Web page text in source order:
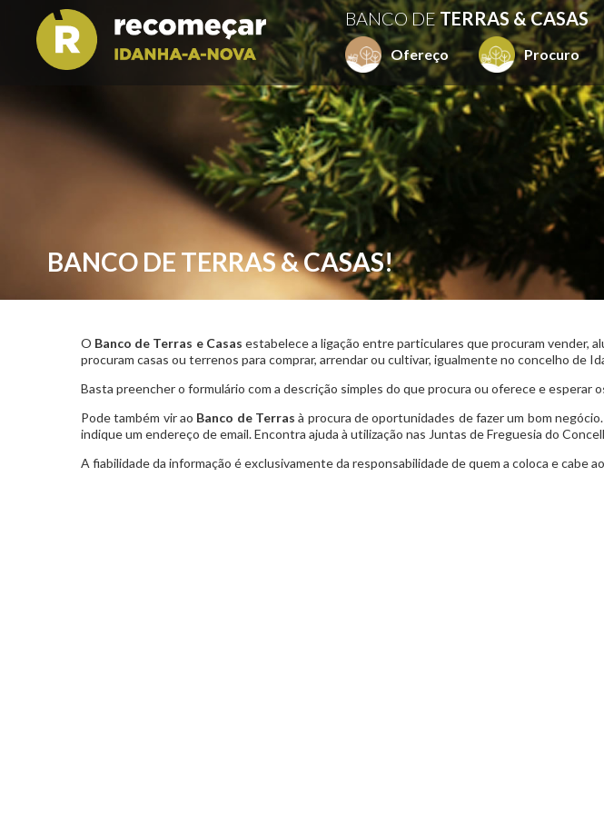
BANCO DETERRAS & CASAS
Ofereço Procuro
BANCO DE TERRAS & CASAS!
O Banco de Terras e Casas estabelece a ligação entre particulares que procuram vender,
procuram casas ou terrenos para comprar, arrendar ou cultivar, igualmente no concelho de
Basta preencher o formulário com a descrição simples do que procura ou oferece e esperar
Pode também vir ao Banco de Terras à procura de oportunidades de fazer um bom
indique um endereço de email. Encontra ajuda à utilização nas Juntas de Freguesia do
A fiabilidade da informação é exclusivamente da responsabilidade de quem a coloca e cabe